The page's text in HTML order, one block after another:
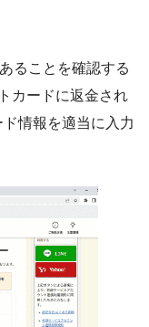
ることを確認する
カードに返金され
情報を適当に入力